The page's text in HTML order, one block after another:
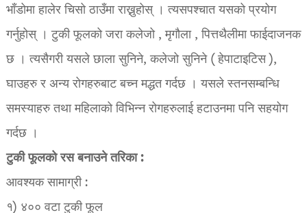
भाँडोमा हालेर चिसो ठाउँमा राख्नुहोस् । त्यसपश्चात यसको प्रयोग
गर्नुहोस् । टुकी फूलको जरा कलेजो , मृगौला , पित्तथैलीमा फाईदाजनक
छ । त्यसैगरी यसले छाला सुनिने, कलेजो सुनिने ( हेपाटाइटिस ),
घाउहरु र अन्य रोगहरुबाट बच्न मद्धत गर्दछ । यसले स्तनसम्बन्धि
समस्याहरु तथा महिलाको विभिन्न रोगहरुलाई हटाउनमा पनि सहयोग
गर्दछ ।
टुकी फूलको रस बनाउने तरिका :
आवश्यक सामाग्री :
१) ४०० वटा टुकी फूल